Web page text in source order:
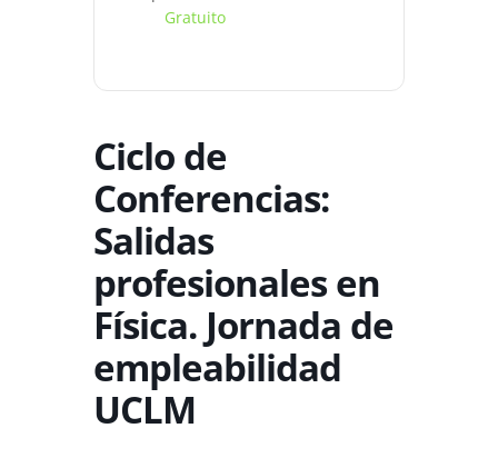
Gratuito
Ciclo de
Conferencias:
Salidas
profesionales en
Física. Jornada de
empleabilidad
UCLM